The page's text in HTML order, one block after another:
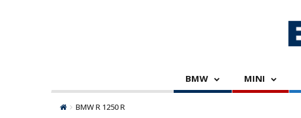
BMW MINI
BMW R 1250 R